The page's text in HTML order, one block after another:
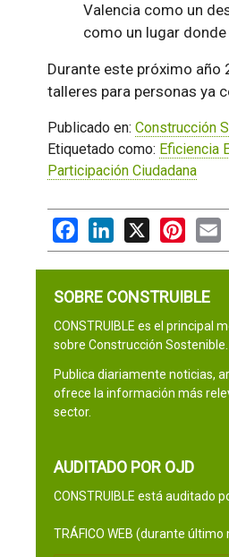
Valencia como un
como un lugar
Durante este próximo
talleres para personas ya
Publicado en: Construcción
Etiquetado como: Eficiencia
Participación Ciudadana
FacebookLinkedIn
X
SOBRE CONSTRUIBLE
CONSTRUIBLE es el principal
sobre Construcción Sostenible.
Publica diariamente noticias,
ofrece la información más
sector.
AUDITADO POR OJD
CONSTRUIBLE está auditado
TRÁFICO WEB (durante